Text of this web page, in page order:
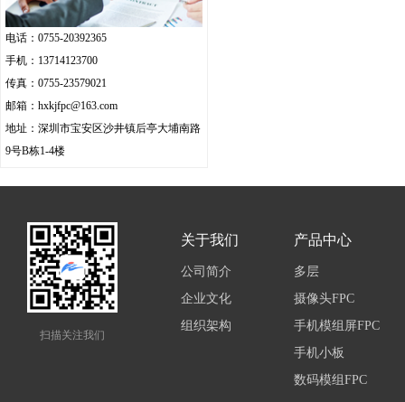
电话：0755-20392365
手机：13714123700
传真：0755-23579021
邮箱：hxkjfpc@163.com
地址：深圳市宝安区沙井镇后亭大埔南路
9号B栋1-4楼
扫描关注我们
关于我们
公司简介
企业文化
组织架构
产品中心
多层
摄像头FPC
手机模组屏FPC
手机小板
数码模组FPC